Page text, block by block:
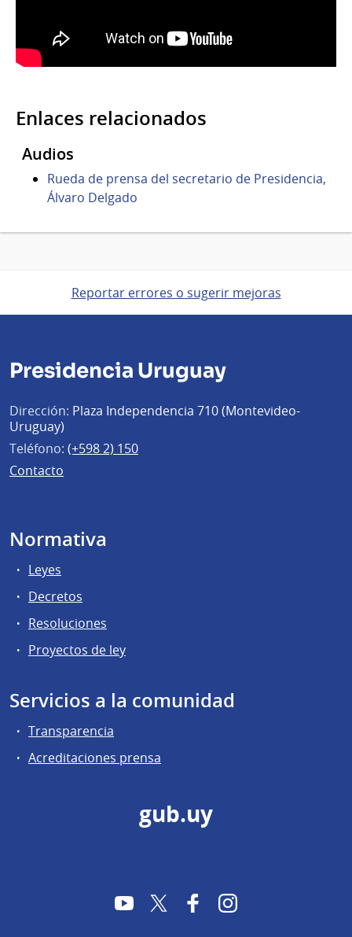
Enlaces relacionados
Audios
Rueda de prensa del secretario de Presidencia,
Álvaro Delgado
Reportar errores o sugerir mejoras
Presidencia Uruguay
Dirección: Plaza Independencia 710 (Montevideo-
Uruguay)
Teléfono: (+598 2) 150
Contacto
Normativa
Leyes
Decretos
Resoluciones
Proyectos de ley
Servicios a la comunidad
Transparencia
Acreditaciones prensa
gub.uy
YouTubeTwitter FacebookInstagram